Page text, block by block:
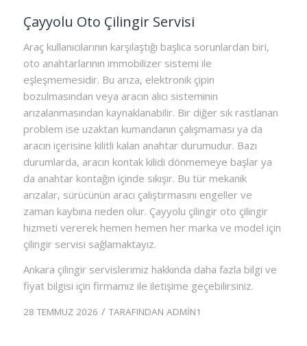
Çayyolu Oto Çilingir Servisi
Araç kullanıcılarının karşılaştığı başlıca sorunlardan biri,
oto anahtarlarının immobilizer sistemi ile
eşleşmemesidir. Bu arıza, elektronik çipin
bozulmasından veya aracın alıcı sisteminin
arızalanmasından kaynaklanabilir. Bir diğer sık rastlanan
problem ise uzaktan kumandanın çalışmaması ya da
aracın içerisine kilitli kalan anahtar durumudur. Bazı
durumlarda, aracın kontak kilidi dönmemeye başlar ya
da anahtar kontağın içinde sıkışır. Bu tür mekanik
arızalar, sürücünün aracı çalıştırmasını engeller ve
zaman kaybına neden olur. Çayyolu çilingir oto çilingir
hizmeti vererek hemen hemen her marka ve model için
çilingir servisi sağlamaktayız.
Ankara çilingir servislerimiz hakkında daha fazla bilgi ve
fiyat bilgisi için firmamız ile iletişime geçebilirsiniz.
28 TEMMUZ 2026 / TARAFINDAN ADMIN1